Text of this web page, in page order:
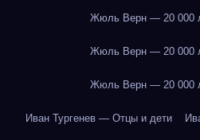
Жюль Верн — 20 000
Жюль Верн — 20 000
Жюль Верн — 20 000
Иван Тургенев — Отцы и дети